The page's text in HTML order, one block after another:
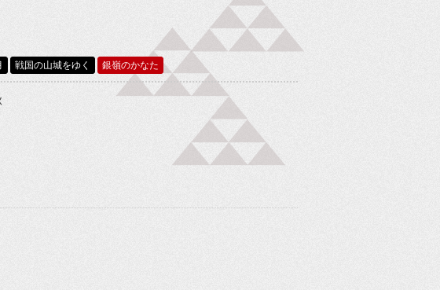
戦国の山城をゆく 銀嶺のかなた